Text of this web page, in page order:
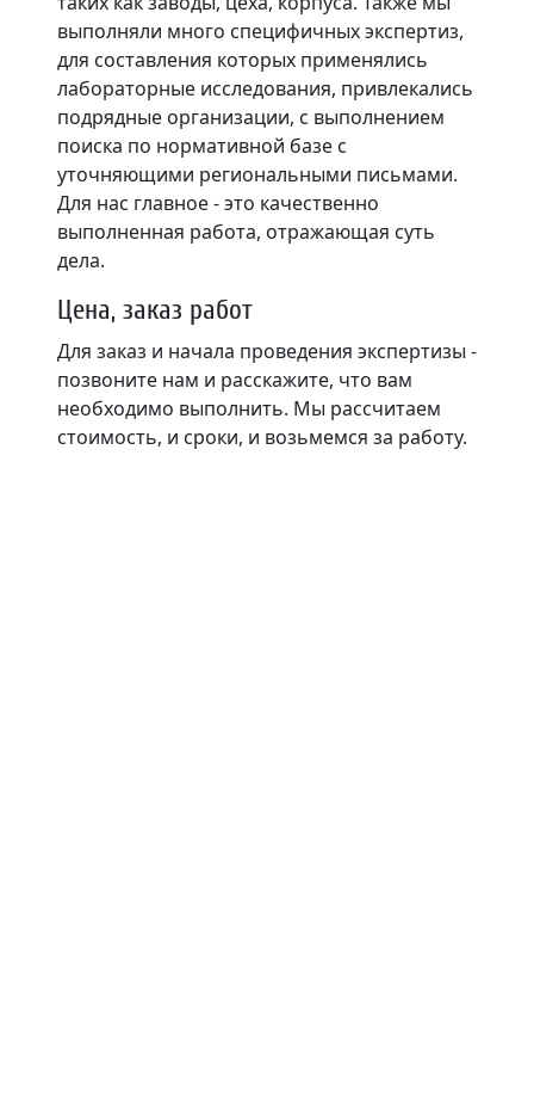
выполняли много специфичных экспертиз,
для составления которых применялись
лабораторные исследования, привлекались
подрядные организации, с выполнением
поиска по нормативной базе с
уточняющими региональными письмами.
Для нас главное - это качественно
выполненная работа, отражающая суть
дела.
Цена, заказ работ
Для заказ и начала проведения экспертизы -
позвоните нам и расскажите, что вам
необходимо выполнить. Мы рассчитаем
стоимость, и сроки, и возьмемся за работу.